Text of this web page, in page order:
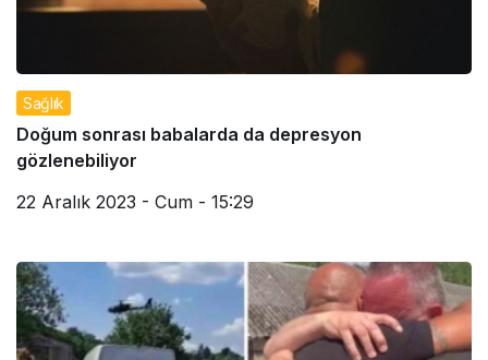
Sağlık
Doğum sonrası babalarda da depresyon
gözlenebiliyor
22 Aralık 2023 - Cum - 15:29